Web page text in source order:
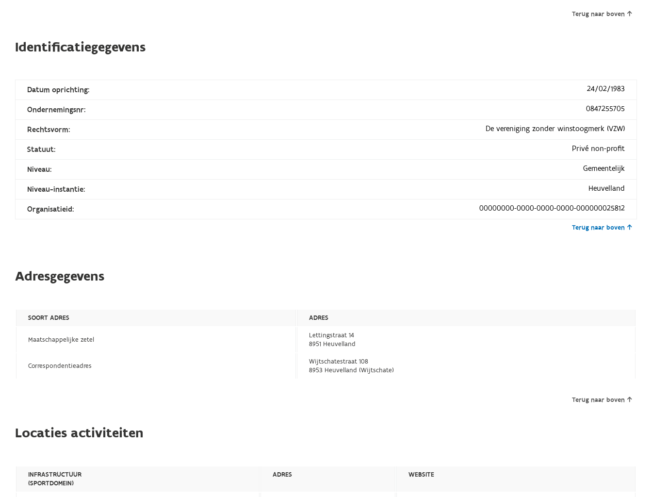
Terug naar boven
Identificatiegegevens
Datum oprichting: 24/02/1983
Ondernemingsnr: 0847255705
Rechtsvorm: De vereniging zonder winstoogmerk (VZW)
Statuut: Privé non-profit
Niveau: Gemeentelijk
Niveau-instantie: Heuvelland
Organisatieid: 00000000-0000-0000-0000-000000025812
Terug naar boven
Adresgegevens
SOORT ADRES ADRES
Maatschappelijke zetel
Lettingstraat 14
8951 Heuvelland
Correspondentieadres
Wijtschatestraat 108
8953 Heuvelland (Wijtschate)
Terug naar boven
Locaties activiteiten
INFRASTRUCTUUR
(SPORTDOMEIN)
ADRES WEBSITE